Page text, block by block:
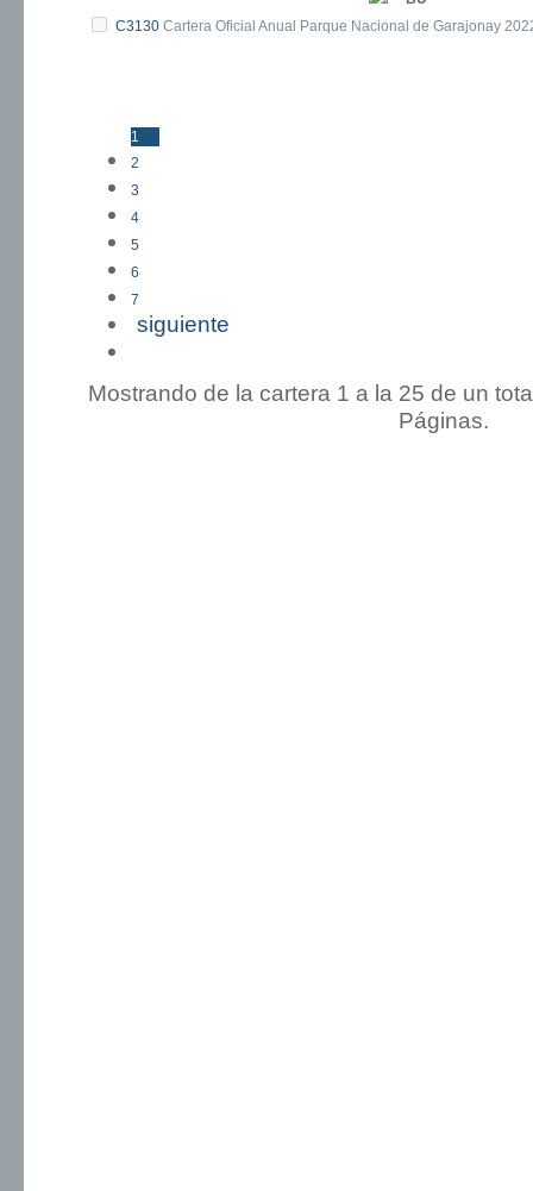
C3130 Cartera Oficial Anual Parque Nacional de Garajonay
1
2
3
4
5
6
7
siguiente
Mostrando de la cartera 1 a la 25 de un
Páginas.